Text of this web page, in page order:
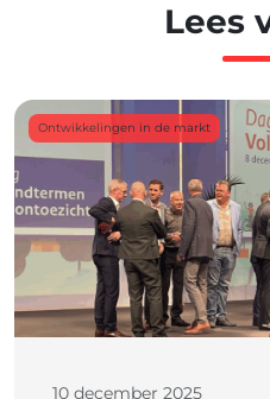
Lees
Ontwikkelingen in de markt
10 december 2025